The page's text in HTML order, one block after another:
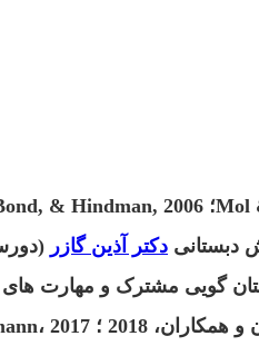
دکتر آذین گازر
مثبت بین داستان گویی مشترک و